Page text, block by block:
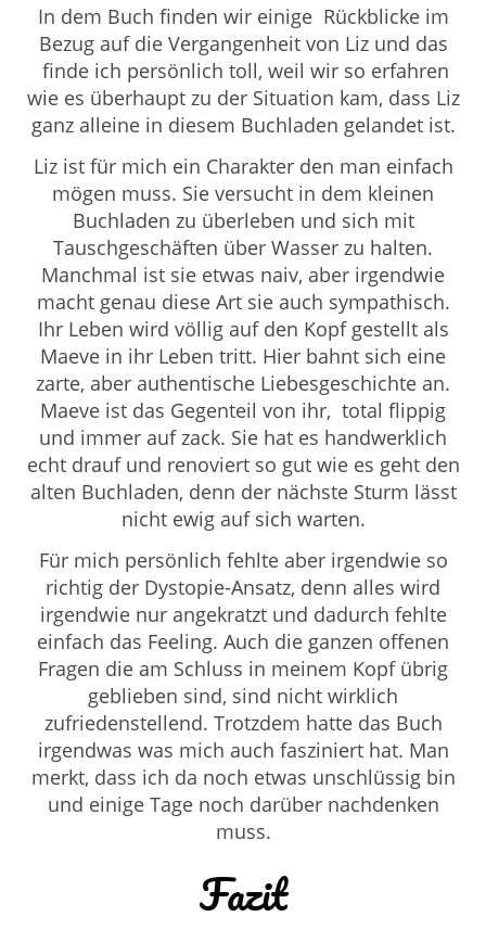
In dem Buch finden wir einige Rückblicke im
Bezug auf die Vergangenheit von Liz und das
finde ich persönlich toll, weil wir so erfahren
wie es überhaupt zu der Situation kam, dass Liz
ganz alleine in diesem Buchladen gelandet ist.
Liz ist für mich ein Charakter den man einfach
mögen muss. Sie versucht in dem kleinen
Buchladen zu überleben und sich mit
Tauschgeschäften über Wasser zu halten.
Manchmal ist sie etwas naiv, aber irgendwie
macht genau diese Art sie auch sympathisch.
Ihr Leben wird völlig auf den Kopf gestellt als
Maeve in ihr Leben tritt. Hier bahnt sich eine
zarte, aber authentische Liebesgeschichte an.
Maeve ist das Gegenteil von ihr, total flippig
und immer auf zack. Sie hat es handwerklich
echt drauf und renoviert so gut wie es geht den
alten Buchladen, denn der nächste Sturm lässt
nicht ewig auf sich warten.
Für mich persönlich fehlte aber irgendwie so
richtig der Dystopie-Ansatz, denn alles wird
irgendwie nur angekratzt und dadurch fehlte
einfach das Feeling. Auch die ganzen offenen
Fragen die am Schluss in meinem Kopf übrig
geblieben sind, sind nicht wirklich
zufriedenstellend. Trotzdem hatte das Buch
irgendwas was mich auch fasziniert hat. Man
merkt, dass ich da noch etwas unschlüssig bin
und einige Tage noch darüber nachdenken
muss.
Fazit